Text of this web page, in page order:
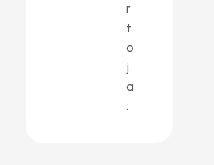
r
t
o
j
a
: